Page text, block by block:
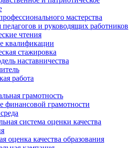
мастерства
педагогов и руководящих работников
чтения
квалификации
стажировка
наставничества
работа
грамотность
грамотности
система оценки качества
оценка качества образования